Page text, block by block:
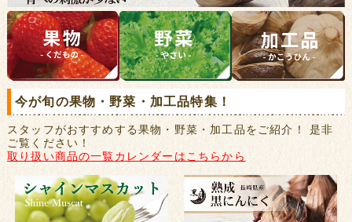
今が旬の果物・野菜・加工品特集！
スタッフがおすすめする果物・野菜・加工品をご紹介！ 是非
ご覧ください！
取り扱い商品の一覧カレンダーはこちらから